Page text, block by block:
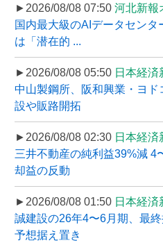
►2026/08/08 07:50 河北新報
国内最大級のAIデータセン
は「潜在的 ...
►2026/08/08 05:50 日本経済
中山製鋼所、阪和興業・ヨ
設や販路開拓
►2026/08/08 02:30 日本経済
三井不動産の純利益39%減 4
却益の反動
►2026/08/08 01:50 日本経済
誠建設の26年4〜6月期、最
予想据え置き